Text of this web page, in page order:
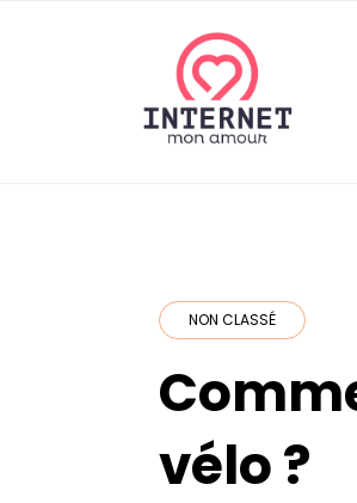
NON CLASSÉ
vélo ?